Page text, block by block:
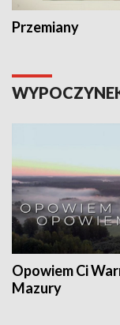
Przemiany
Opowiem Ci
Mazury